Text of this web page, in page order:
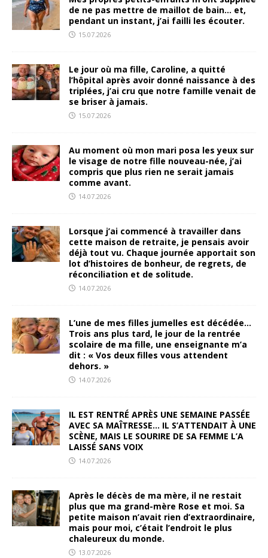
de ne pas mettre de maillot de bain… et,
pendant un instant, j’ai failli les écouter.
15.07.2026
Le jour où ma fille, Caroline, a quitté
l’hôpital après avoir donné naissance à des
triplées, j’ai cru que notre famille venait de
se briser à jamais.
15.07.2026
Au moment où mon mari posa les yeux sur
le visage de notre fille nouveau-née, j’ai
compris que plus rien ne serait jamais
comme avant.
14.07.2026
Lorsque j’ai commencé à travailler dans
cette maison de retraite, je pensais avoir
déjà tout vu. Chaque journée apportait son
lot d’histoires de bonheur, de regrets, de
réconciliation et de solitude.
14.07.2026
L’une de mes filles jumelles est décédée…
Trois ans plus tard, le jour de la rentrée
scolaire de ma fille, une enseignante m’a
dit : « Vos deux filles vous attendent
dehors. »
14.07.2026
IL EST RENTRÉ APRÈS UNE SEMAINE PASSÉE
AVEC SA MAÎTRESSE… IL S’ATTENDAIT À UNE
SCÈNE, MAIS LE SOURIRE DE SA FEMME L’A
LAISSÉ SANS VOIX
14.07.2026
Après le décès de ma mère, il ne restait
plus que ma grand-mère Rose et moi. Sa
petite maison n’avait rien d’extraordinaire,
mais pour moi, c’était l’endroit le plus
chaleureux du monde.
13.07.2026